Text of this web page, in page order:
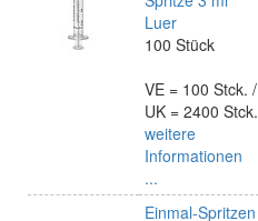
Luer
100 Stück
VE = 100 Stck. /
UK = 2400 Stck.
weitere
Informationen
...
Einmal-Spritzen